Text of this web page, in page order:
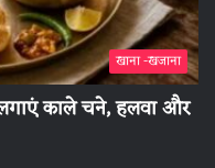
खाना -खजाना
लगाएं काले चने, हलवा और